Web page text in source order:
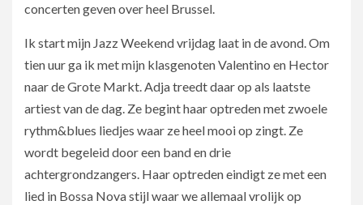
concerten geven over heel Brussel.
Ik start mijn Jazz Weekend vrijdag laat in de avond. Om
tien uur ga ik met mijn klasgenoten Valentino en Hector
naar de Grote Markt. Adja treedt daar op als laatste
artiest van de dag. Ze begint haar optreden met zwoele
rythm&blues liedjes waar ze heel mooi op zingt. Ze
wordt begeleid door een band en drie
achtergrondzangers. Haar optreden eindigt ze met een
lied in Bossa Nova stijl waar we allemaal vrolijk op